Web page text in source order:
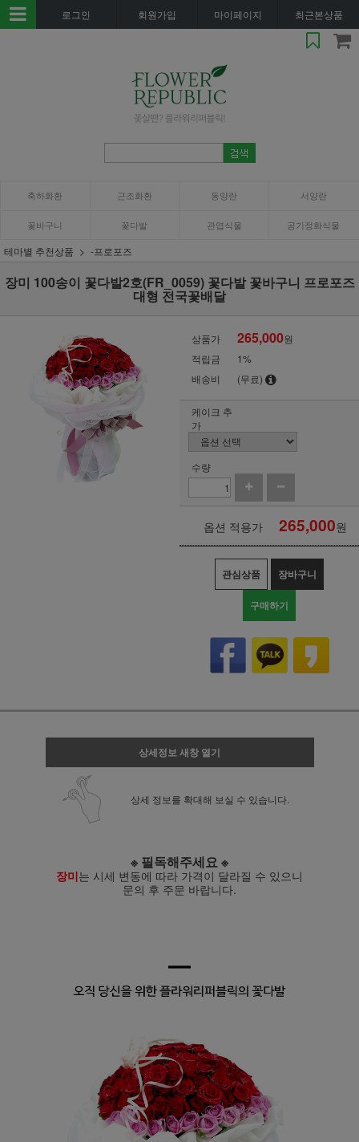
로그인 회원가입 마이페이지 최근본상품
축하화환 근조화환 동양란 서양란
꽃바구니 꽃다발 관엽식물 공기정화식물
테마별 추천상품 -프로포즈
장미 100송이 꽃다발2호(FR_0059) 꽃다발 꽃바구니 프로포즈
대형 전국꽃배달
상품가 265,000원
적립금
1%
배송비
(무료)
케이크 추
가
수량
옵션 적용가 265,000원
관심상품 장바구니
구매하기
상세정보 새창 열기
상세 정보를 확대해 보실 수 있습니다.
※ 필독해주세요 ※
장미는 시세 변동에 따라 가격이 달라질 수 있으니
문의 후 주문 바랍니다.